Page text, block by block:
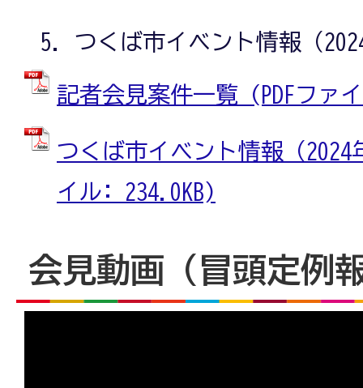
つくば市イベント情報（
記者会見案件一覧 (PDFファ
つくば市イベント情報（2024
イル: 234.0KB)
会見動画（冒頭定例